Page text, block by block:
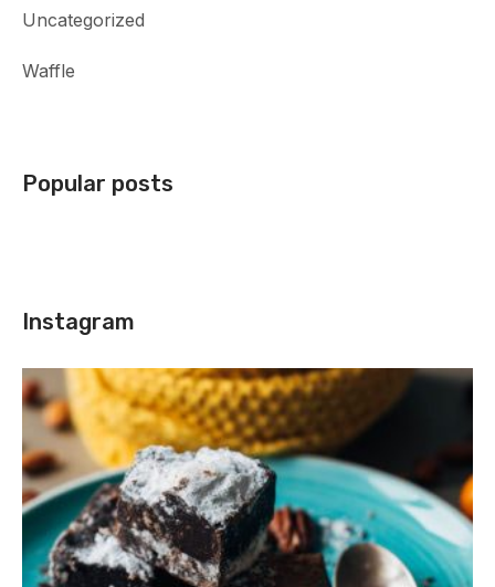
Uncategorized
Waffle
Popular posts
Instagram